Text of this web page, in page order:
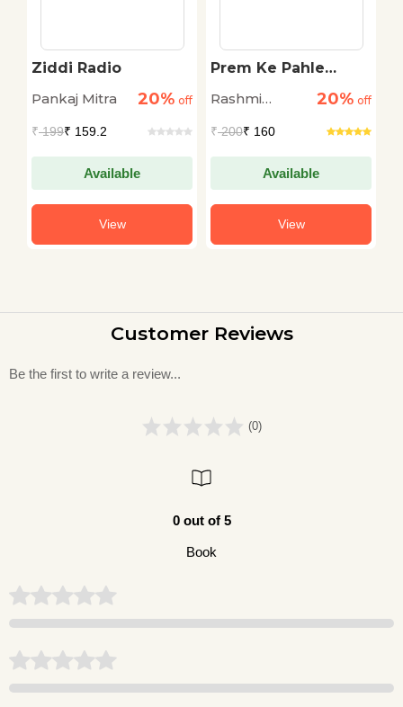
Ziddi Radio
Pankaj Mitra
20% off
₹199₹ 159.2
Available
View
Prem Ke Pahle
Rashmi
20% off
₹200₹ 160
Available
View
Customer Reviews
Be the first to write a review...
(0)
0 out of 5
Book